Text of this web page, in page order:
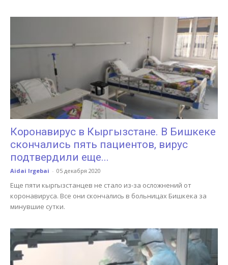
Коронавирус в Кыргызстане. В Бишкеке
скончались пять пациентов, вирус
подтвердили еще...
Aidai Irgebai - 05 декабря 2020
Еще пяти кыргызстанцев не стало из-за осложнений от
коронавируса. Все они скончались в больницах Бишкека за
минувшие сутки.